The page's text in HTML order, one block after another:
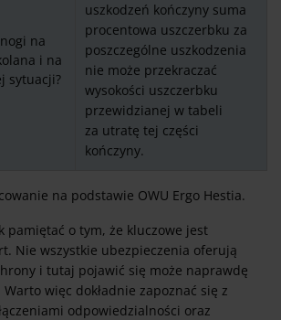
na
i na
sytuacji?
uszkodzeń kończyny suma
procentowa uszczerbku za
poszczególne uszkodzenia
nie może przekraczać
wysokości uszczerbku
przewidzianej w tabeli
za utratę tej części
kończyny.
na podstawie OWU Ergo Hestia.
pamiętać o tym, że kluczowe jest
Nie wszystkie ubezpieczenia oferują
i tutaj pojawić się może naprawdę
więc dokładnie zapoznać się z
odpowiedzialności oraz